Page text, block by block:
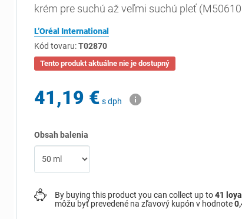
krém pre suchú až veľmi suchú pleť
L’Oréal International
Kód tovaru:T02870
Tento produkt aktuálne nie je dostupný
41,19 € s dph
Obsah balenia
By buying this product you can collect up to41
môžu byť prevedené na zľavový kupón v hodnote